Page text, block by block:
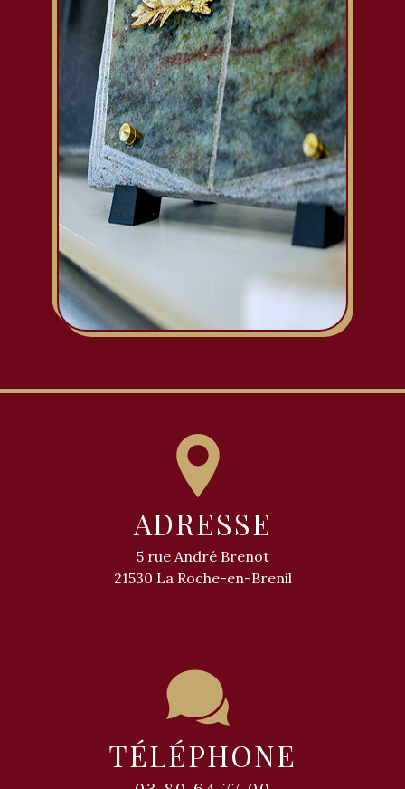
ADRESSE
5 rue André Brenot
21530 La Roche-en-Brenil
TÉLÉPHONE